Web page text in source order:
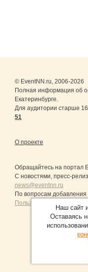
© EventNN.ru, 2006-2026
Полная информация об
Екатеринбурге.
Для аудитории старше 16
51
О проекте
Обращайтесь на портал
С новостями, пресс-
news@eventnn.ru
По вопросам
Пользовательское
Наш сайт
Оставаясь